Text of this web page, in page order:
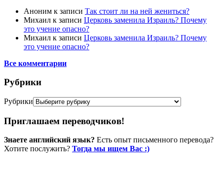
Аноним к записи Так стоит ли на ней жениться?
Михаил к записи Церковь заменила Израиль? Почему
это учение опасно?
Михаил к записи Церковь заменила Израиль? Почему
это учение опасно?
Все комментарии
Рубрики
Рубрики
Приглашаем переводчиков!
Знаете английский язык? Есть опыт письменного перевода?
Хотите послужить? Тогда мы ищем Вас :)